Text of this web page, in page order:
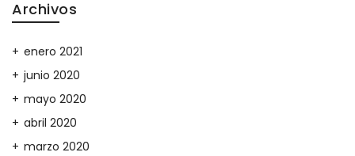
Archivos
enero 2021
junio 2020
mayo 2020
abril 2020
marzo 2020